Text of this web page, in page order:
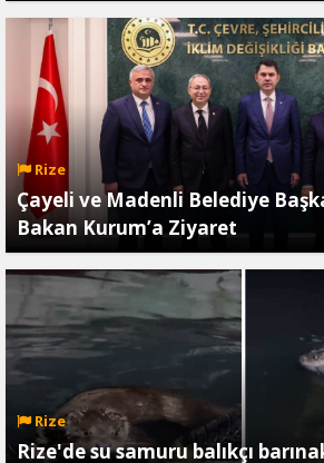
Rize
Çayeli ve Madenli Belediye
Bakan Kurum’a Ziyaret
Rize
Rize'de su samuru balıkçı